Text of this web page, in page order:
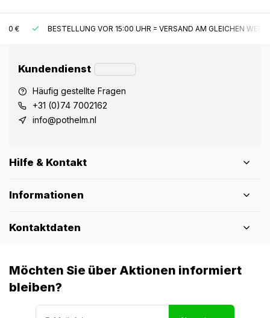
BESTELLUNG VOR 15:00 UHR = VERSAND AM GLEICHEN
Kundendienst
Häufig gestellte Fragen
+31 (0)74 7002162
info@pothelm.nl
Hilfe & Kontakt
Informationen
Kontaktdaten
Möchten Sie über Aktionen informiert
bleiben?